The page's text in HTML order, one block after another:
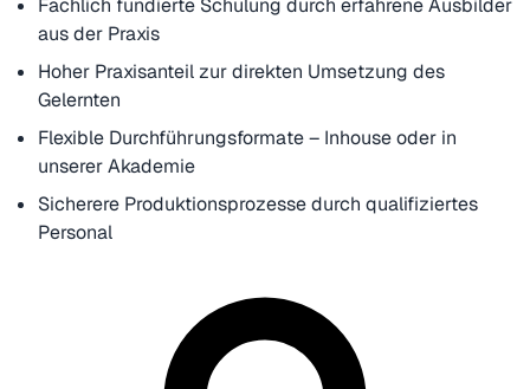
Fachlich fundierte Schulung durch erfahrene Ausbilder
aus der Praxis
Hoher Praxisanteil zur direkten Umsetzung des
Gelernten
Flexible Durchführungsformate – Inhouse oder in
unserer Akademie
Sicherere Produktionsprozesse durch qualifiziertes
Personal